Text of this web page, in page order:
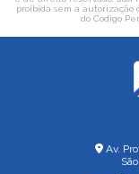
proibida sem a autorização
do Código
Av.